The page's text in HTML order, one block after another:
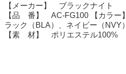
【メーカー】 ブラックナイト
【品 番】 AC-FG100 【カラー
ラック（BLA）、ネイビー（NVY
【素 材】 ポリエステル100%